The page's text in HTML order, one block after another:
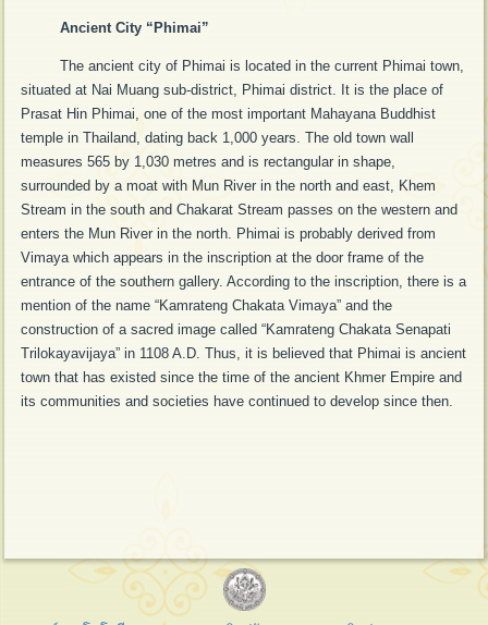
Ancient City “Phimai”
The ancient city of Phimai is located in the current Phimai town,
situated at Nai Muang sub-district, Phimai district. It is the place of
Prasat Hin Phimai, one of the most important Mahayana Buddhist
temple in Thailand, dating back 1,000 years. The old town wall
measures 565 by 1,030 metres and is rectangular in shape,
surrounded by a moat with Mun River in the north and east, Khem
Stream in the south and Chakarat Stream passes on the western and
enters the Mun River in the north. Phimai is probably derived from
Vimaya which appears in the inscription at the door frame of the
entrance of the southern gallery. According to the inscription, there is a
mention of the name “Kamrateng Chakata Vimaya” and the
construction of a sacred image called “Kamrateng Chakata Senapati
Trilokayavijaya” in 1108 A.D. Thus, it is believed that Phimai is ancient
town that has existed since the time of the ancient Khmer Empire and
its communities and societies have continued to develop since then.